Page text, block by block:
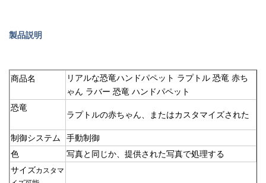
製品説明
商品名
リアルな恐竜ハンドパペット ラプトル 恐竜 赤ち
ゃん ラバー 恐竜 ハンドパペット
恐竜
ラプトルの赤ちゃん、またはカスタマイズされた
制御システム
手動制御
色
写真と同じか、提供された写真で処理する
サイズカスタマ